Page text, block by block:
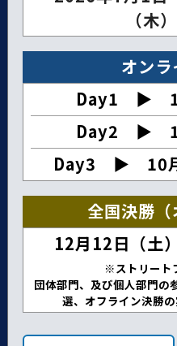
（木
オン
Day1 ▶︎ 10
Day2 ▶︎ 10
Day3 ▶︎ 10月
全国決勝（
12月12日（土
※ストリート
団体部門、及び個人部門の
選、オフライン決勝